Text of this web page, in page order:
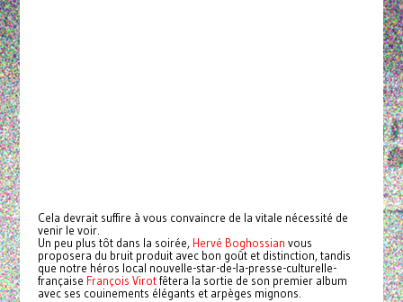
Cela devrait suffire à vous convaincre de la vitale nécessité de
venir le voir.
Un peu plus tôt dans la soirée, Hervé Boghossian vous
proposera du bruit produit avec bon goût et distinction, tandis
que notre héros local nouvelle-star-de-la-presse-culturelle-
française François Virotfêtera la sortie de son premier album
avec ses couinements élégants et arpèges mignons.